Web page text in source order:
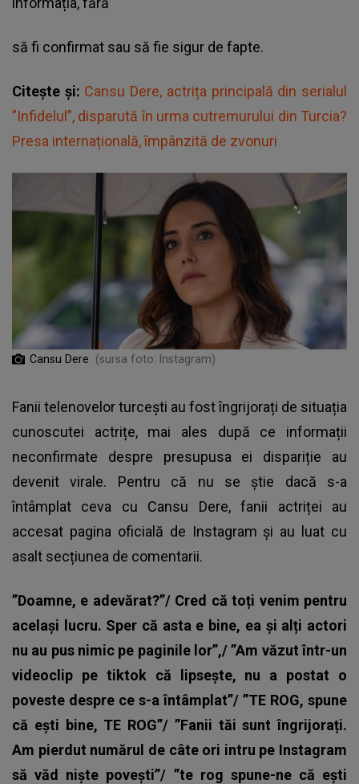
să fi confirmat sau să fie sigur de fapte.
Citește și: Cansu Dere, actrița principală din serialul
”Infidelul”, disparută în urma cutremurului din Turcia?
Presa internațională, împânzită de zvonuri
Cansu Dere (sursa foto: Instagram)
Fanii telenovelor turcești au fost îngrijorați de situația
cunoscutei actrițe, mai ales după ce informații
neconfirmate despre presupusa ei dispariție au
devenit virale. Pentru că nu se știe dacă s-a
întâmplat ceva cu Cansu Dere, fanii actriței au
accesat pagina oficială de Instagram și au luat cu
asalt secțiunea de comentarii.
”Doamne, e adevărat?”/ Cred că toți venim pentru
același lucru. Sper că asta e bine, ea și alți actori
nu au pus nimic pe paginile lor”,/ ”Am văzut într-un
videoclip pe tiktok că lipsește, nu a postat o
poveste despre ce s-a întâmplat”/ ”TE ROG, spune
că ești bine, TE ROG”/ ”Fanii tăi sunt îngrijorați.
Am pierdut numărul de câte ori intru pe Instagram
să văd niște povești”/ ”te rog spune-ne că ești